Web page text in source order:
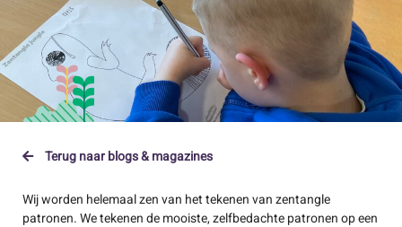
Terug naar blogs & magazines
Wij worden helemaal zen van het tekenen van zentangle
patronen. We tekenen de mooiste, zelfbedachte patronen op een